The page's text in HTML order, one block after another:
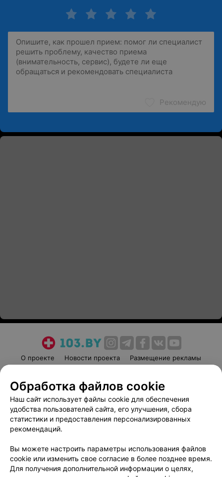
Рекомендую
О проекте Новости проекта
Размещение рекламы
Пользовательское соглашение
Способы оплаты
Вакансии
Партнеры
Написать руководителю 103.by
Обработка персональных данных
Обработка файлов cookie
Наш сайт использует файлы cookie для обеспечения
удобства пользователей сайта, его улучшения, сбора
статистики и предоставления персонализированных
рекомендаций.
Вы можете настроить параметры использования файлов
cookie или изменить свое согласие в более позднее время.
Для получения дополнительной информации о целях,